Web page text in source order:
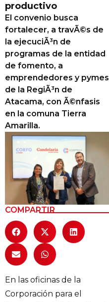
Canal Digital
Columnas de Opinión
Designaciones
Calendario de Eventos
Revistas Digital
Siguenos
productivo
El convenio busca
fortalecer, a travÃ©s de
la ejecuciÃ³n de
programas de la entidad
de fomento, a
emprendedores y pymes
de la RegiÃ³n de
Atacama, con Ã©nfasis
en la comuna Tierra
Amarilla.
COMPARTIR
En las oficinas de la
Corporación para el